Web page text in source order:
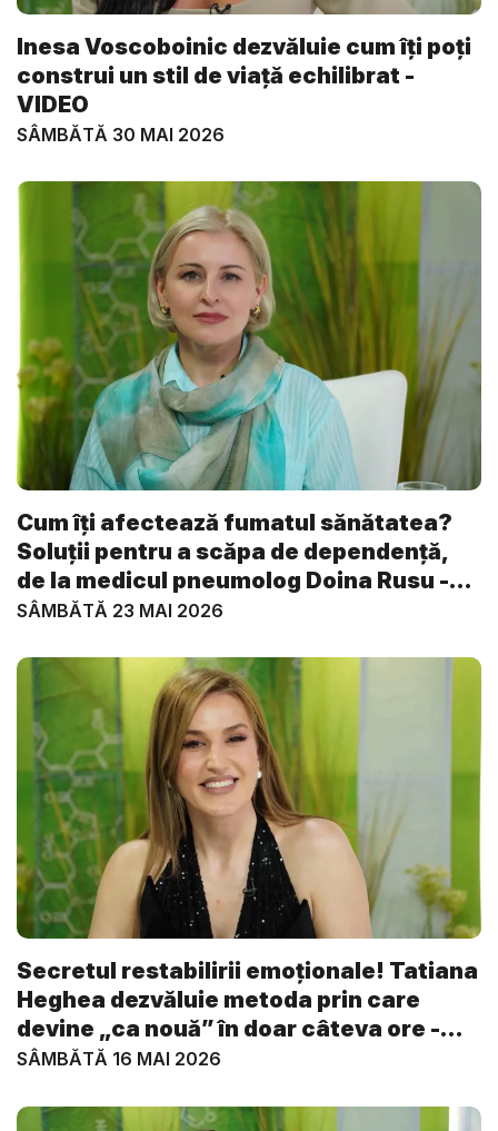
Inesa Voscoboinic dezvăluie cum îți poți
construi un stil de viață echilibrat -
VIDEO
SÂMBĂTĂ 30 MAI 2026
Cum îți afectează fumatul sănătatea?
Soluții pentru a scăpa de dependență,
de la medicul pneumolog Doina Rusu -
V...
SÂMBĂTĂ 23 MAI 2026
Secretul restabilirii emoționale! Tatiana
Heghea dezvăluie metoda prin care
devine „ca nouă” în doar câteva ore -
VI...
SÂMBĂTĂ 16 MAI 2026